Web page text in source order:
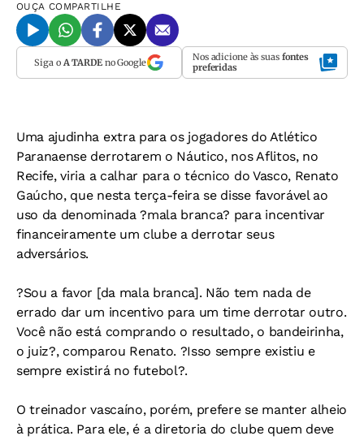
OUÇA COMPARTILHE
Siga o A TARDEno Google Nos adicione às suas fontes
preferidas
Uma ajudinha extra para os jogadores do Atlético
Paranaense derrotarem o Náutico, nos Aflitos, no
Recife, viria a calhar para o técnico do Vasco, Renato
Gaúcho, que nesta terça-feira se disse favorável ao
uso da denominada ?mala branca? para incentivar
financeiramente um clube a derrotar seus
adversários.
?Sou a favor [da mala branca]. Não tem nada de
errado dar um incentivo para um time derrotar outro.
Você não está comprando o resultado, o bandeirinha,
o juiz?, comparou Renato. ?Isso sempre existiu e
sempre existirá no futebol?.
O treinador vascaíno, porém, prefere se manter alheio
à prática. Para ele, é a diretoria do clube quem deve